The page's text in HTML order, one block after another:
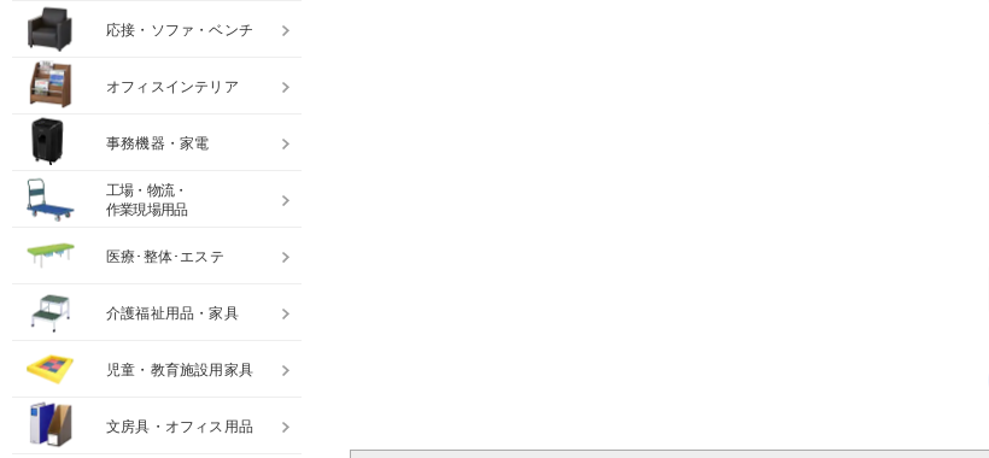
応接・ソファ・ベンチ
オフィスインテリア
事務機器・家電
工場・物流・
作業現場用品
医療･整体･エステ
介護福祉用品・家具
児童・教育施設用家具
文房具・オフィス用品